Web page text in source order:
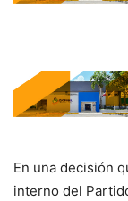
En una decisión
interno del